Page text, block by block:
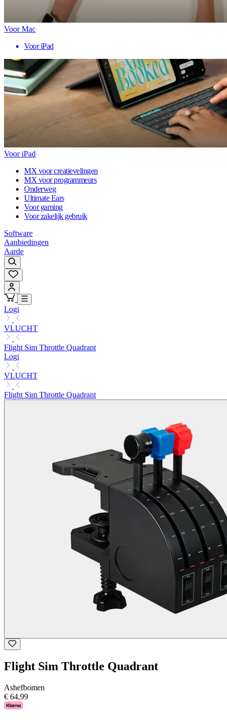
Voor Mac
Voor iPad
Voor iPad
MX voor creatievelingen
MX voor programmeurs
Onderweg
Ultimate Ears
Voor gaming
Voor zakelijk gebruik
Software
Aanbiedingen
Aarde
Logi
VLUCHT
Flight Sim Throttle Quadrant
Logi
VLUCHT
Flight Sim Throttle Quadrant
Flight Sim Throttle Quadrant
Ashefbomen
€ 64,99